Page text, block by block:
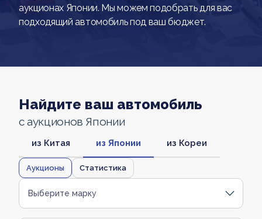
аукционах Японии. Мы можем подобрать для вас
подходящий автомобиль под ваш бюджет.
Найдите ваш автомобиль
с аукционов Японии
из Китая из Японии из Кореи
Аукционы Статистика
Выберите марку